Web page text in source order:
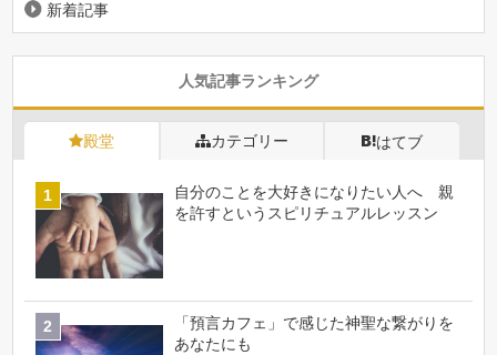
新着記事
人気記事ランキング
殿堂 カテゴリー はてブ
自分のことを大好きになりたい人へ 親
を許すというスピリチュアルレッスン
「預言カフェ」で感じた神聖な繋がりを
あなたにも